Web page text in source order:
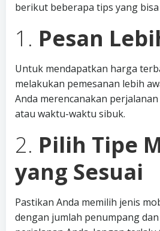
berikut beberapa tips yang
1. Pesan
Untuk mendapatkan harga
melakukan pemesanan lebih
Anda merencanakan
atau waktu-waktu sibuk.
2. Pilih Tipe
yang Sesuai
Pastikan Anda memilih jenis
dengan jumlah penumpang